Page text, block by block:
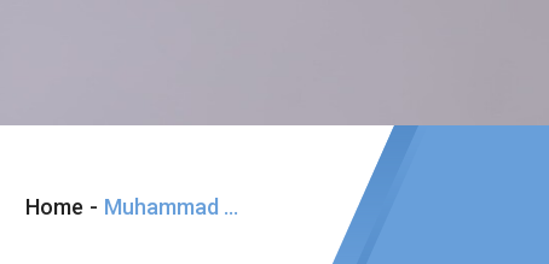
Home - Muhammad Gilang Desembri